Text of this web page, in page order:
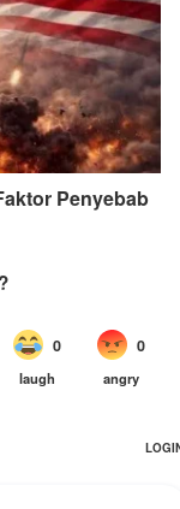
Penyebab